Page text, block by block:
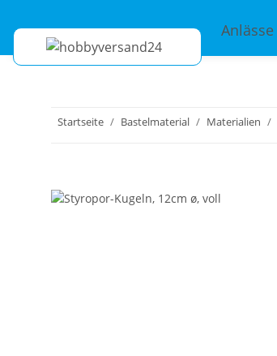
Anlässe
Startseite Bastelmaterial Materialien